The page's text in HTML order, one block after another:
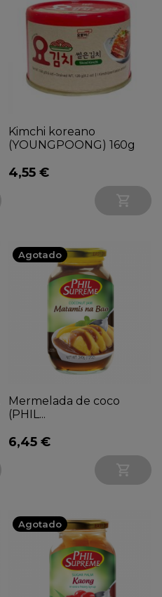
Kimchi koreano
(YOUNGPOONG) 160g
4,55 €

Agotado
Mermelada de coco
(PHIL...
6,45 €

Agotado